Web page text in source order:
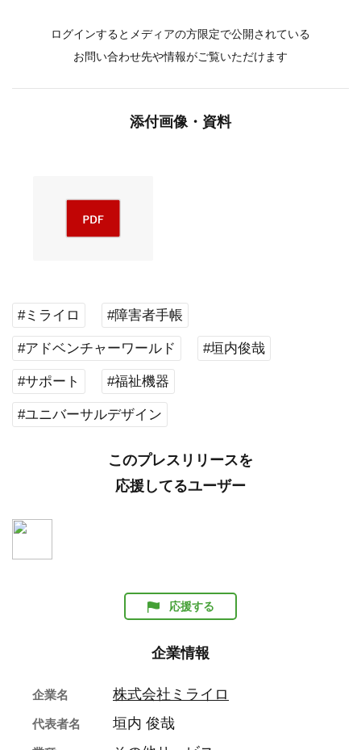
ログインするとメディアの方限定で公開されている
お問い合わせ先や情報がご覧いただけます
添付画像・資料
#ミライロ #障害者手帳
#アドベンチャーワールド #垣内俊哉
#サポート #福祉機器
#ユニバーサルデザイン
このプレスリリースを
応援してるユーザー
応援する
企業情報
企業名 株式会社ミライロ
代表者名 垣内 俊哉